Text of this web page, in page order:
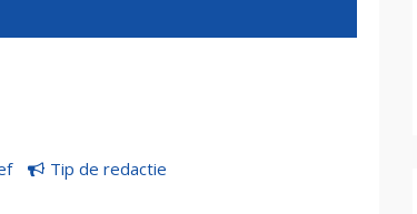
Tip de redactie